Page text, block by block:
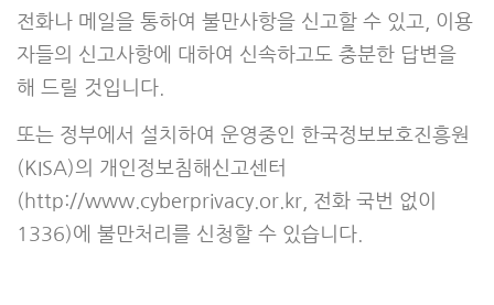
전화나 메일을 통하여 불만사항을 신고할 수 있고, 이용
자들의 신고사항에 대하여 신속하고도 충분한 답변을
해 드릴 것입니다.
또는 정부에서 설치하여 운영중인 한국정보보호진흥원
(KISA)의 개인정보침해신고센터
(http://www.cyberprivacy.or.kr, 전화 국번 없이
1336)에 불만처리를 신청할 수 있습니다.